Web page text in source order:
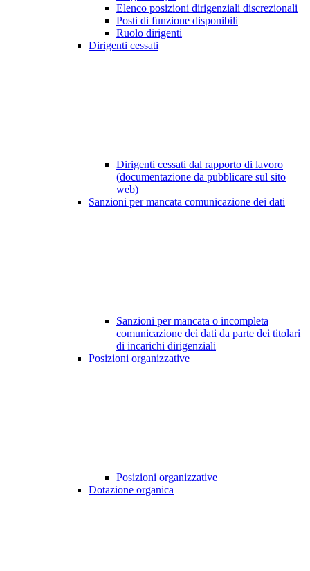
Elenco posizioni dirigenziali discrezionali
Posti di funzione disponibili
Ruolo dirigenti
Dirigenti cessati
Dirigenti cessati dal rapporto di lavoro
(documentazione da pubblicare sul sito
web)
Sanzioni per mancata comunicazione dei dati
Sanzioni per mancata o incompleta
comunicazione dei dati da parte dei titolari
di incarichi dirigenziali
Posizioni organizzative
Posizioni organizzative
Dotazione organica